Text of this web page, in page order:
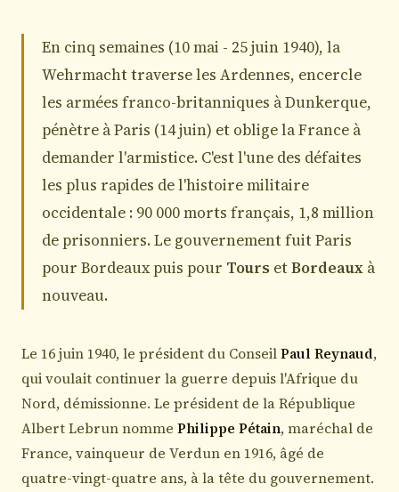
En cinq semaines (10 mai - 25 juin 1940), la
Wehrmacht traverse les Ardennes, encercle
les armées franco-britanniques à Dunkerque,
pénètre à Paris (14 juin) et oblige la France à
demander l'armistice. C'est l'une des défaites
les plus rapides de l'histoire militaire
occidentale : 90 000 morts français, 1,8 million
de prisonniers. Le gouvernement fuit Paris
pour Bordeaux puis pour Tours etBordeaux à
nouveau.
Le 16 juin 1940, le président du ConseilPaul Reynaud,
qui voulait continuer la guerre depuis l'Afrique du
Nord, démissionne. Le président de la République
Albert Lebrun nomme Philippe Pétain, maréchal de
France, vainqueur de Verdun en 1916, âgé de
quatre-vingt-quatre ans, à la tête du gouvernement.